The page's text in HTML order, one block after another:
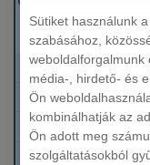
Sütiket használunk
szabásához,
weboldalforgalmunk
média-, hirdető- és
Ön
kombinálhatják az
Ön adott meg
szolgáltatásokból
Fix HUF finanszírozás
Karbantartás, szerviz
Téli-nyári gumi
Biztosítások (KGFB,